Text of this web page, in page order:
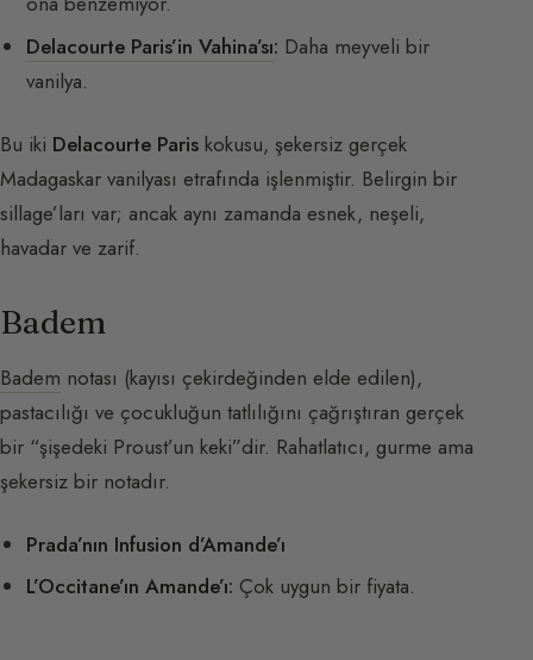
Delacourte Paris’in Vahina’sı: Daha meyveli bir
vanilya.
Bu iki Delacourte Paris kokusu, şekersiz gerçek
Madagaskar vanilyası etrafında işlenmiştir. Belirgin bir
sillage’ları var; ancak aynı zamanda esnek, neşeli,
havadar ve zarif.
Badem
Badem notası (kayısı çekirdeğinden elde edilen),
pastacılığı ve çocukluğun tatlılığını çağrıştıran gerçek
bir “şişedeki Proust’un keki”dir. Rahatlatıcı, gurme ama
şekersiz bir notadır.
Prada’nın Infusion d’Amande’ı
L’Occitane’ın Amande’ı: Çok uygun bir fiyata.